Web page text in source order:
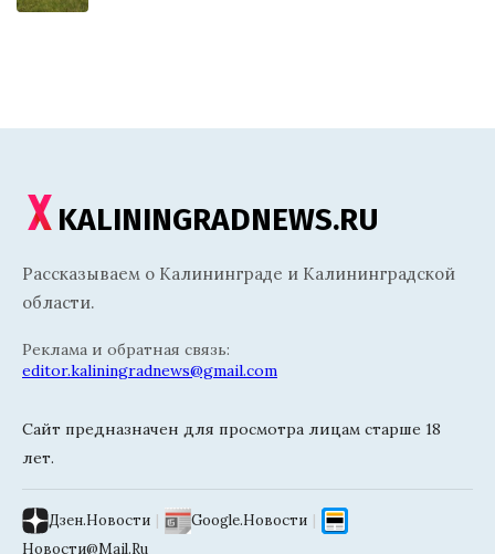
KALININGRADNEWS.RU
Рассказываем о Калининграде и Калининградской
области.
Реклама и обратная связь:
editor.kaliningradnews@gmail.com
Сайт предназначен для просмотра лицам старше 18
лет.
Дзен.Новости | Google.Новости |
Новости@Mail.Ru